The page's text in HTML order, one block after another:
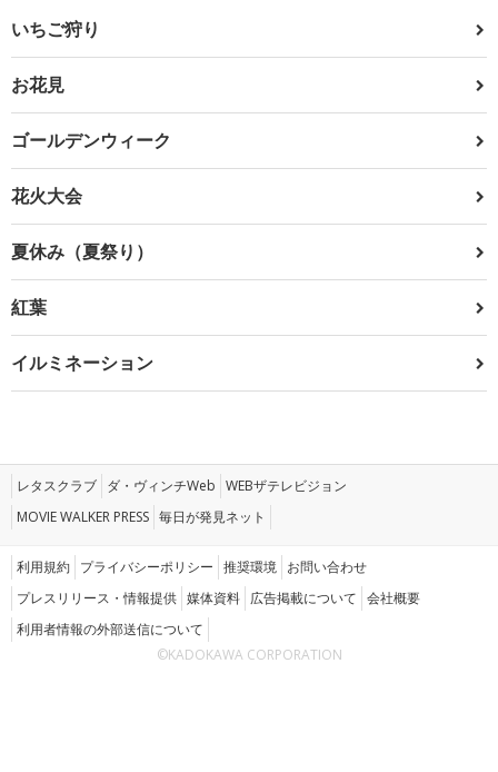
いちご狩り
お花見
ゴールデンウィーク
花火大会
夏休み（夏祭り）
紅葉
イルミネーション
レタスクラブ ダ・ヴィンチWeb WEBザテレビジョン
MOVIE WALKER PRESS 毎日が発見ネット
利用規約 プライバシーポリシー 推奨環境 お問い合わせ
プレスリリース・情報提供 媒体資料 広告掲載について 会社概要
利用者情報の外部送信について
©KADOKAWA CORPORATION